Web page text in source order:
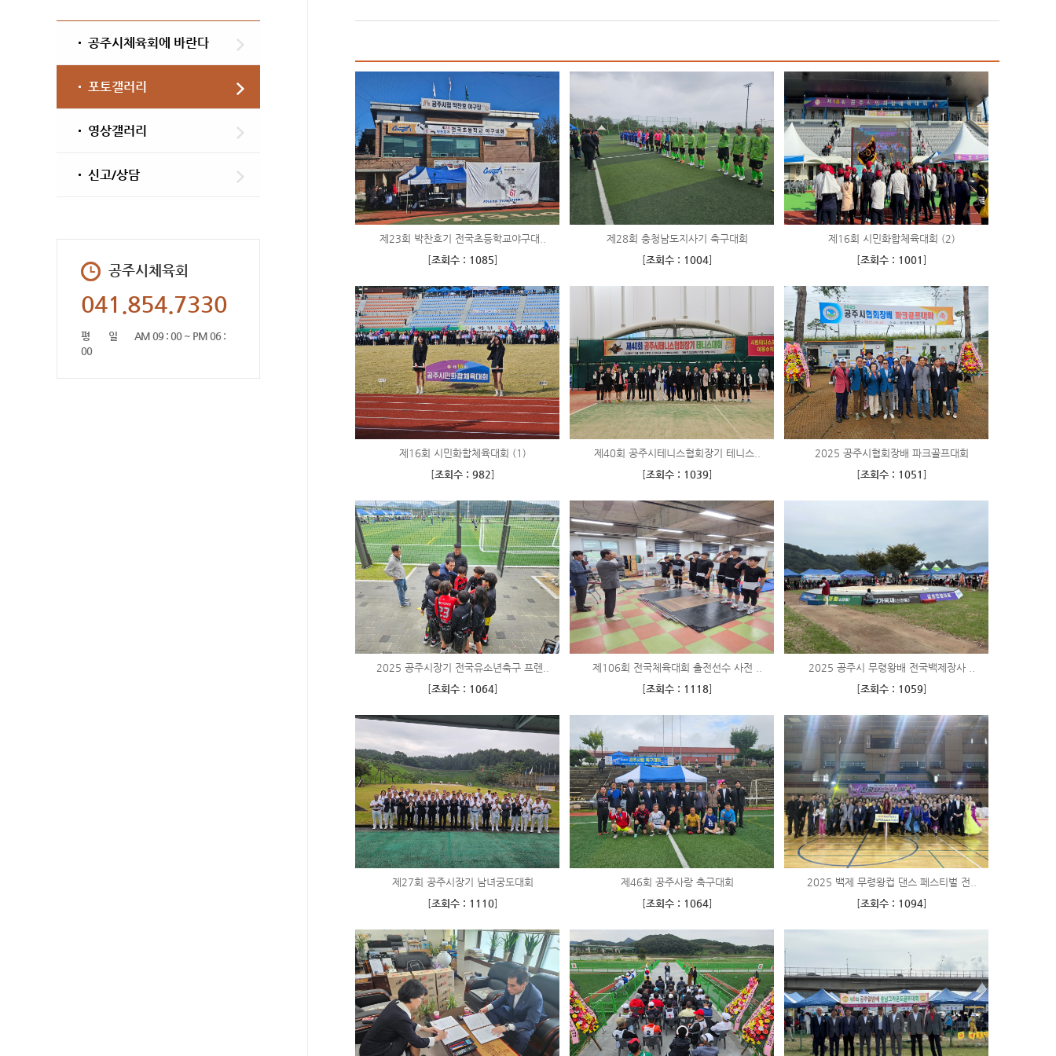
공주시체육회에 바란다
포토갤러리
영상갤러리
신고/상담
공주시체육회
041.854.7330
평 일
AM 09 : 00 ~ PM 06 :
00
제23회 박찬호기 전국초등학교야구대..
[조회수 : 1085]
제28회 충청남도지사기 축구대회
[조회수 : 1004]
제16회 시민화합체육대회 (2)
[조회수 : 1001 ]
제16회 시민화합체육대회 (1)
[조회수 : 982]
제40회 공주시테니스협회장기 테니스..
[조회수 : 1039]
2025 공주시협회장배 파크골프대회
[조회수 : 1051 ]
2025 공주시장기 전국유소년축구 프렌..
[조회수 : 1064]
제106회 전국체육대회 출전선수 사전 ..
[조회수 : 1118]
2025 공주시 무령왕배 전국백제장사 ..
[조회수 : 1059]
제27회 공주시장기 남녀궁도대회
[조회수 : 1110]
제46회 공주사랑 축구대회
[조회수 : 1064]
2025 백제 무령왕컵 댄스 페스티벌 전..
[조회수 : 1094]